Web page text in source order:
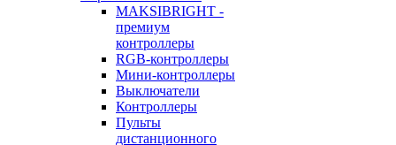
MAKSIBRIGHT -
премиум
контроллеры
RGB-контроллеры
Мини-контроллеры
Выключатели
Контроллеры
Пульты
дистанционного